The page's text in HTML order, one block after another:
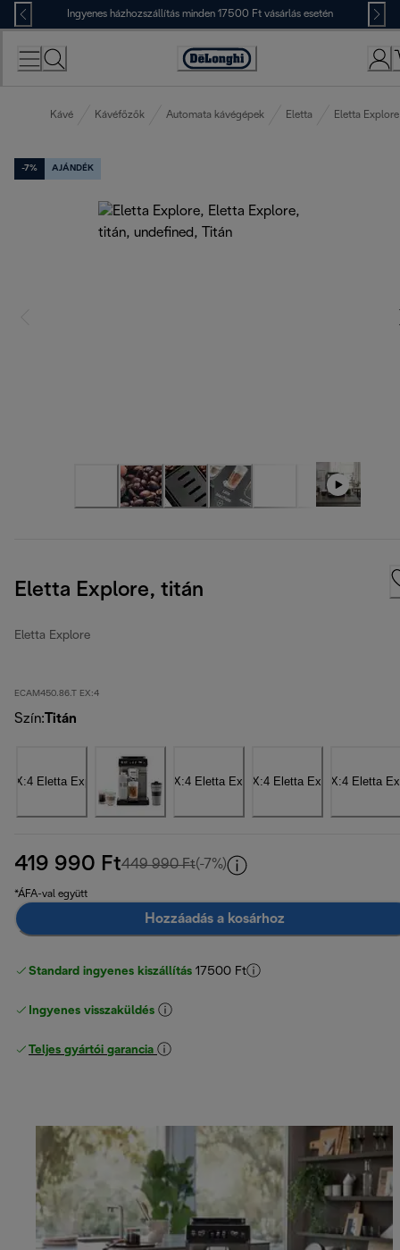
Skip
to
Content
Ingyenes házhozszállítás minden 17500 Ft vásárlás esetén
Accessibility
Kávé Kávéfőzők Automata kávégépek Eletta Eletta Explore
-7% AJÁNDÉK
Eletta Explore, titán
Eletta Explore
ECAM450.86.T EX:4
Szín: Titán
419 990 Ft449 990 Fteredeti ár 449 990 Ft
(-7%)
*ÁFA-val együtt
Hozzáadás a kosárhoz
Standard ingyenes kiszállítás 17500 Ft
Ingyenes visszaküldés
Teljes gyártói garancia